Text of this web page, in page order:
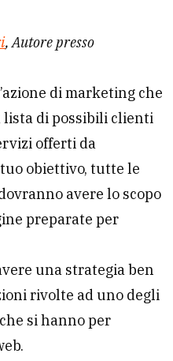
, Autore presso
di marketing che
lista di possibili clienti
offerti da
tuo obiettivo, tutte le
avere lo scopo
preparate per
una strategia ben
rivolte ad uno degli
si hanno per